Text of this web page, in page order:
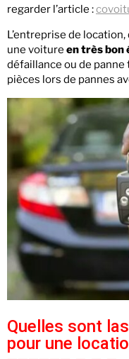
regarder l’article :
L’entreprise de
une voiture entrès bon
défaillance ou de
pièces lors de pannes
Quelles sont
pour une